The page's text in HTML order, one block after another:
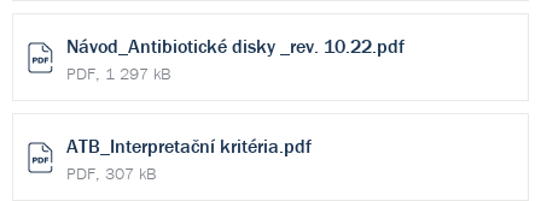
Návod_Antibiotické disky _rev. 10.22.pdf
PDF, 1 297 kB
ATB_Interpretační kritéria.pdf
PDF, 307 kB